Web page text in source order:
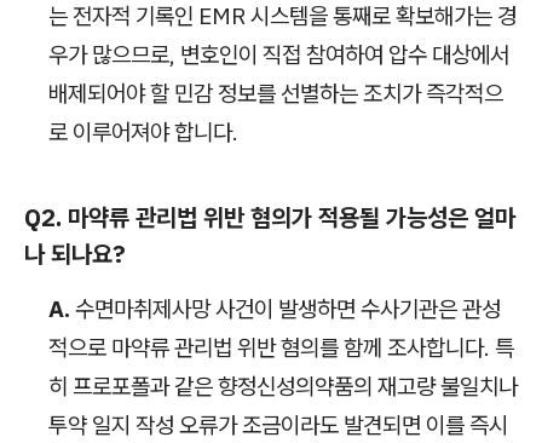
는 전자적 기록인 EMR 시스템을 통째로 확보해가는 경
우가 많으므로, 변호인이 직접 참여하여 압수 대상에서
배제되어야 할 민감 정보를 선별하는 조치가 즉각적으
로 이루어져야 합니다.
Q2. 마약류 관리법 위반 혐의가 적용될 가능성은 얼마
나 되나요?
A. 수면마취제사망 사건이 발생하면 수사기관은 관성
적으로 마약류 관리법 위반 혐의를 함께 조사합니다. 특
히 프로포폴과 같은 향정신성의약품의 재고량 불일치나
투약 일지 작성 오류가 조금이라도 발견되면 이를 즉시